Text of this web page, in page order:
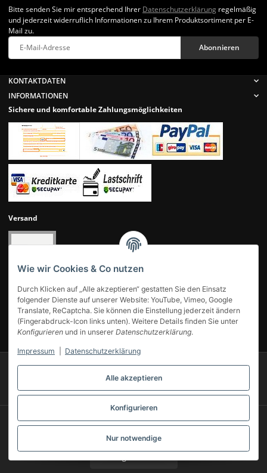
Alle akzeptieren
Konfigurieren
Nur notwendige
Wie wir Cookies & Co nutzen
Durch Klicken auf „Alle akzeptieren“ gestatten Sie den Einsatz
folgender Dienste auf unserer Website: YouTube, Vimeo, Google
Translate, ReCaptcha. Sie können die Einstellung jederzeit ändern
(Fingerabdruck-Icon links unten). Weitere Details finden Sie unter
Konfigurieren und in unserer Datenschutzerklärung.
Impressum Datenschutzerklärung
KONTAKTDATEN
INFORMATIONEN
Sichere und komfortable Zahlungsmöglichkeiten
Versand
UNSERE KUNDENBEWERTUNGEN
Bitte senden Sie mir entsprechend Ihrer Datenschutzerklärung regelmäßig
und jederzeit widerruflich Informationen zu Ihrem Produktsortiment per E-
Mail zu.
Abonnieren
© 2007-2025 Modellbahn Voigt
Besucherzähler: 13999480
Powered byJTL-Shop
** Gilt für Lieferungen innerhalb Deutschlands, Lieferzeiten für andere Länder
entnehmen Sie bitte unsererVersandkostenübersicht